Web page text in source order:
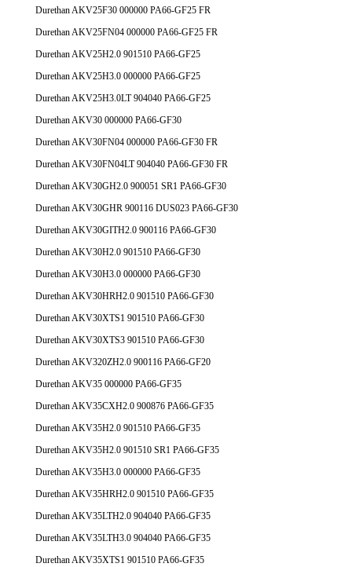
Durethan AKV25F30 000000 PA66-GF25 FR
Durethan AKV25FN04 000000 PA66-GF25 FR
Durethan AKV25H2.0 901510 PA66-GF25
Durethan AKV25H3.0 000000 PA66-GF25
Durethan AKV25H3.0LT 904040 PA66-GF25
Durethan AKV30 000000 PA66-GF30
Durethan AKV30FN04 000000 PA66-GF30 FR
Durethan AKV30FN04LT 904040 PA66-GF30 FR
Durethan AKV30GH2.0 900051 SR1 PA66-GF30
Durethan AKV30GHR 900116 DUS023 PA66-GF30
Durethan AKV30GITH2.0 900116 PA66-GF30
Durethan AKV30H2.0 901510 PA66-GF30
Durethan AKV30H3.0 000000 PA66-GF30
Durethan AKV30HRH2.0 901510 PA66-GF30
Durethan AKV30XTS1 901510 PA66-GF30
Durethan AKV30XTS3 901510 PA66-GF30
Durethan AKV320ZH2.0 900116 PA66-GF20
Durethan AKV35 000000 PA66-GF35
Durethan AKV35CXH2.0 900876 PA66-GF35
Durethan AKV35H2.0 901510 PA66-GF35
Durethan AKV35H2.0 901510 SR1 PA66-GF35
Durethan AKV35H3.0 000000 PA66-GF35
Durethan AKV35HRH2.0 901510 PA66-GF35
Durethan AKV35LTH2.0 904040 PA66-GF35
Durethan AKV35LTH3.0 904040 PA66-GF35
Durethan AKV35XTS1 901510 PA66-GF35